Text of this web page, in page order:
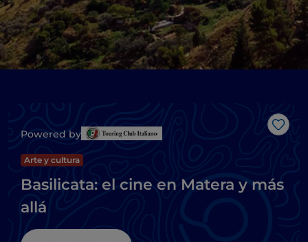
Me
Powered by
Arte y cultura
Basilicata: el cine en Matera y más
allá